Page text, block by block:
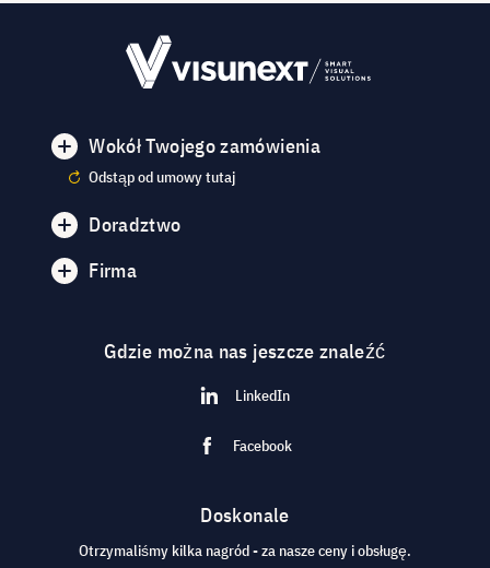
Wokół Twojego zamówienia
Odstąp od umowy tutaj
Doradztwo
Firma
Gdzie można nas jeszcze znaleźć
LinkedIn
Facebook
Doskonale
Otrzymaliśmy kilka nagród - za nasze ceny i obsługę.